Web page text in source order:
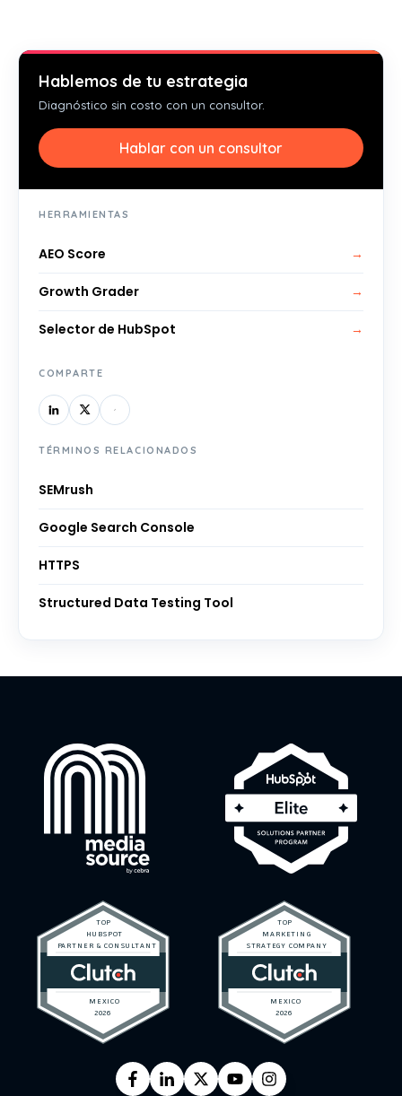
Hablemos de tu estrategia
Diagnóstico sin costo con un consultor.
Hablar con un consultor
HERRAMIENTAS
AEO Score →
Growth Grader →
Selector de HubSpot →
COMPARTE
TÉRMINOS RELACIONADOS
SEMrush
Google Search Console
HTTPS
Structured Data Testing Tool